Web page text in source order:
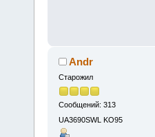
Andr
Старожил
Сообщений: 313
UA3690SWL KO95